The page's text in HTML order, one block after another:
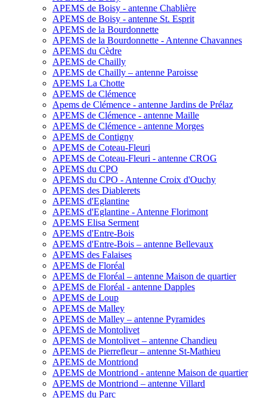
APEMS de Boisy - antenne Chablière
APEMS de Boisy - antenne St. Esprit
APEMS de la Bourdonnette
APEMS de la Bourdonnette - Antenne Chavannes
APEMS du Cèdre
APEMS de Chailly
APEMS de Chailly – antenne Paroisse
APEMS La Chotte
APEMS de Clémence
Apems de Clémence - antenne Jardins de Prélaz
APEMS de Clémence - antenne Maille
APEMS de Clémence - antenne Morges
APEMS de Contigny
APEMS de Coteau-Fleuri
APEMS de Coteau-Fleuri - antenne CROG
APEMS du CPO
APEMS du CPO - Antenne Croix d'Ouchy
APEMS des Diablerets
APEMS d'Eglantine
APEMS d'Eglantine - Antenne Florimont
APEMS Elisa Serment
APEMS d'Entre-Bois
APEMS d'Entre-Bois – antenne Bellevaux
APEMS des Falaises
APEMS de Floréal
APEMS de Floréal – antenne Maison de quartier
APEMS de Floréal - antenne Dapples
APEMS de Loup
APEMS de Malley
APEMS de Malley – antenne Pyramides
APEMS de Montolivet
APEMS de Montolivet – antenne Chandieu
APEMS de Pierrefleur – antenne St-Mathieu
APEMS de Montriond
APEMS de Montriond - antenne Maison de quartier
APEMS de Montriond – antenne Villard
APEMS du Parc